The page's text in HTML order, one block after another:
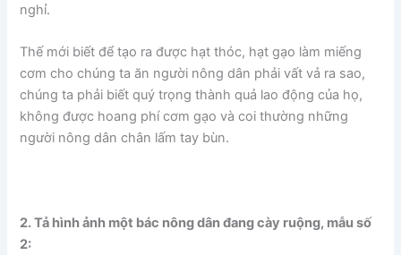
nghỉ.
Thế mới biết để tạo ra được hạt thóc, hạt gạo làm miếng
cơm cho chúng ta ăn người nông dân phải vất vả ra sao,
chúng ta phải biết quý trọng thành quả lao động của họ,
không được hoang phí cơm gạo và coi thường những
người nông dân chân lấm tay bùn.
2. Tả hình ảnh một bác nông dân đang cày ruộng, mẫu số
2: